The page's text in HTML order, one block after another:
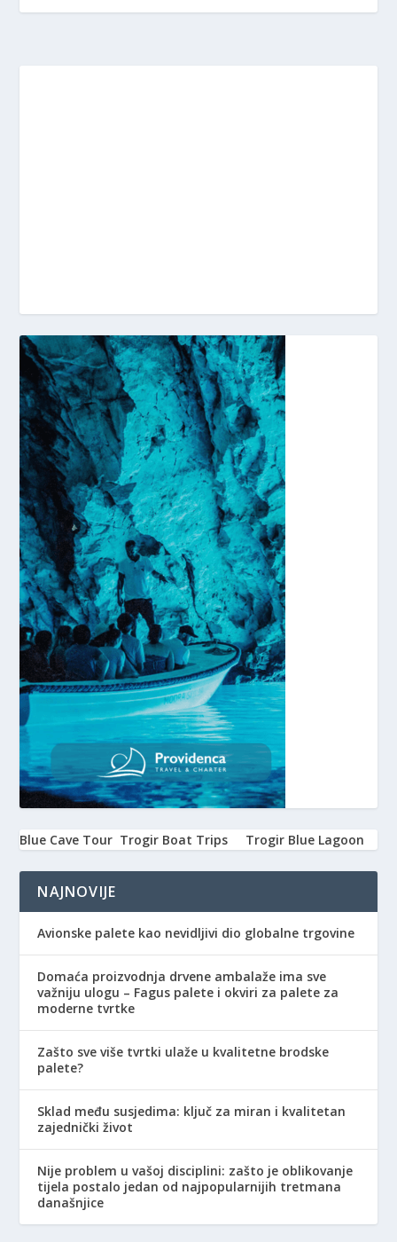
Blue Cave Tour Trogir Boat Trips Trogir Blue Lagoon
NAJNOVIJE
Avionske palete kao nevidljivi dio globalne trgovine
Domaća proizvodnja drvene ambalaže ima sve
važniju ulogu – Fagus palete i okviri za palete za
moderne tvrtke
Zašto sve više tvrtki ulaže u kvalitetne brodske
palete?
Sklad među susjedima: ključ za miran i kvalitetan
zajednički život
Nije problem u vašoj disciplini: zašto je oblikovanje
tijela postalo jedan od najpopularnijih tretmana
današnjice